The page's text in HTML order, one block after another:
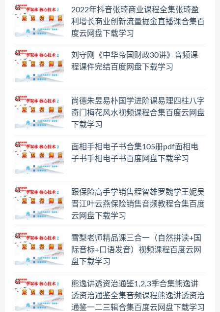
2022年抖音张琦商业课程全集张琦盈
利增长商业创新流量掘金直播课合集百
度云网盘下载学习
刘守刚《中华帝国财政30讲》音频课
程课件完结百度网盘下载学习
尚德朱昱易朴国学进阶课易理四柱八字
奇门梅花风水视频课程合集百度云网盘
下载学习
面相手相电子书合集105册pdf面相电
子书手相电子书百度网盘下载学习
跟保险高手学销售程智雄罗魏学王妮吴
晋江叶云燕保险销售音频教程合集百度
云网盘下载学习
雪梨老师精品课三合一（自然拼读+国
际音标+口语发音）视频课程百度云网
盘下载学习
熊逸讲透资治通鉴1,2,3季合集熊逸讲
透资治通鉴全集音频课程熊逸讲透资治
通鉴一二三辑合集百度云网盘下载学习